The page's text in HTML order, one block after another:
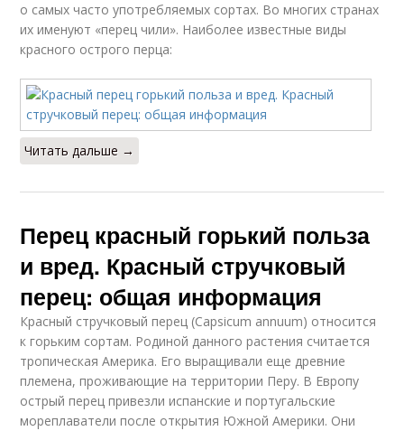
о самых часто употребляемых сортах. Во многих странах
их именуют «перец чили». Наиболее известные виды
красного острого перца:
Читать дальше →
Перец красный горький польза
и вред. Красный стручковый
перец: общая информация
Красный стручковый перец (Capsicum annuum) относится
к горьким сортам. Родиной данного растения считается
тропическая Америка. Его выращивали еще древние
племена, проживающие на территории Перу. В Европу
острый перец привезли испанские и португальские
мореплаватели после открытия Южной Америки. Они